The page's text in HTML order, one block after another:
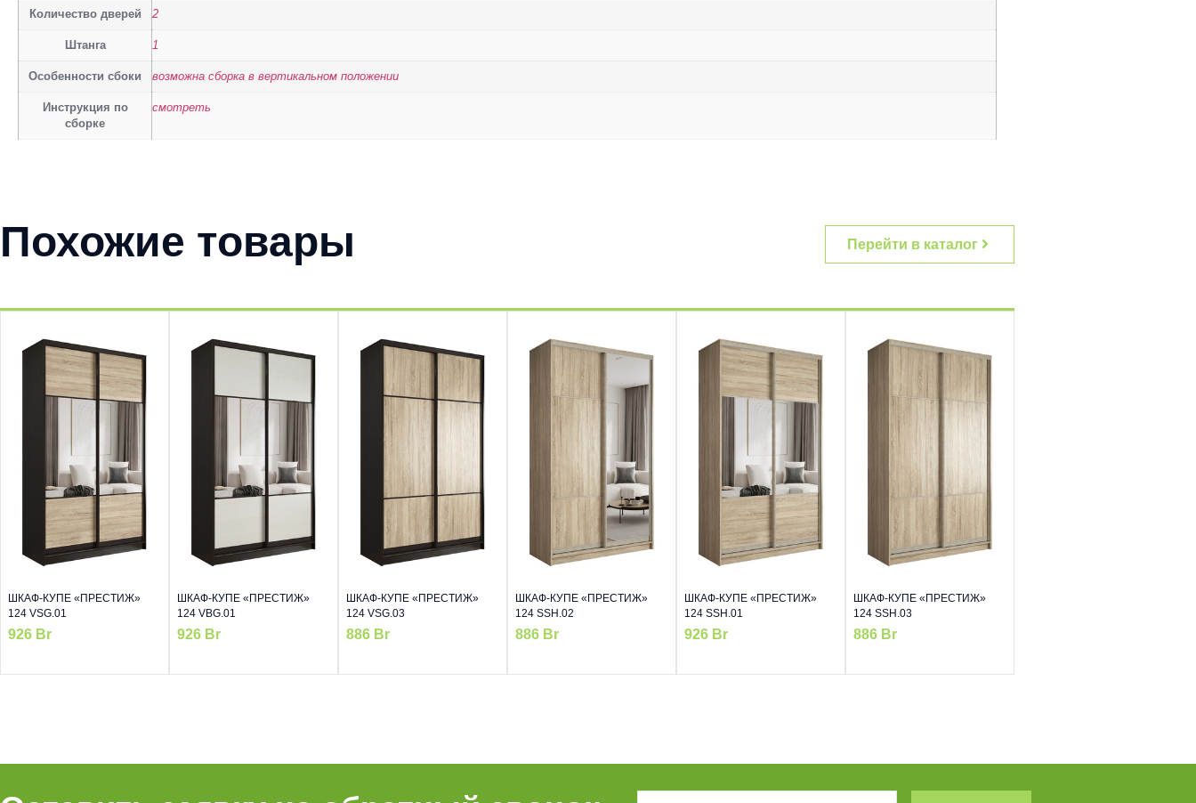
Количество дверей 2
Штанга 1
Особенности сбоки возможна сборка в вертикальном положении
Инструкция по
сборке
смотреть
Похожие товары Перейти в каталог
ШКАФ-КУПЕ «ПРЕСТИЖ»
124 VSG.01
926 Br
ШКАФ-КУПЕ «ПРЕСТИЖ»
124 VBG.01
926 Br
ШКАФ-КУПЕ «ПРЕСТИЖ»
124 VSG.03
886 Br
ШКАФ-КУПЕ «ПРЕСТИЖ»
124 SSH.02
886 Br
ШКАФ-КУПЕ «ПРЕСТИЖ»
124 SSH.01
926 Br
ШКАФ-КУПЕ «ПРЕСТИЖ»
124 SSH.03
886 Br